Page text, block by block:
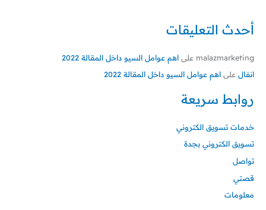
أحدث التعليقات
malazmarketing على اهم عوامل السيو داخل المقالة 2022
انفال على اهم عوامل السيو داخل المقالة 2022
روابط سريعة
خدمات تسويق الكتروني
تسويق الكتروني بجدة
تواصل
قصتي
معلومات